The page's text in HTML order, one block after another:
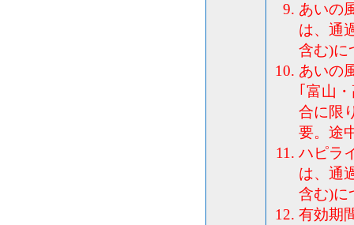
あいの
は、通
含む)に
あいの
｢富山
合に限
要。途
ハピラ
は、通
含む)に
有効期